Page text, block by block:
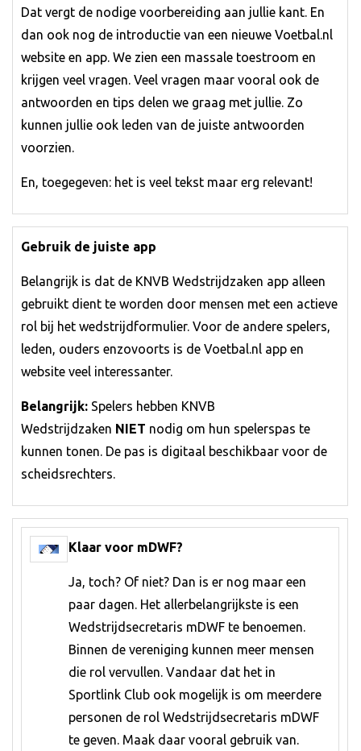
Dat vergt de nodige voorbereiding aan jullie kant. En
dan ook nog de introductie van een nieuwe Voetbal.nl
website en app. We zien een massale toestroom en
krijgen veel vragen. Veel vragen maar vooral ook de
antwoorden en tips delen we graag met jullie. Zo
kunnen jullie ook leden van de juiste antwoorden
voorzien.
En, toegegeven: het is veel tekst maar erg relevant!
Gebruik de juiste app
Belangrijk is dat de KNVB Wedstrijdzaken app alleen
gebruikt dient te worden door mensen met een actieve
rol bij het wedstrijdformulier. Voor de andere spelers,
leden, ouders enzovoorts is de Voetbal.nl app en
website veel interessanter.
Belangrijk: Spelers hebben KNVB
Wedstrijdzaken NIET nodig om hun spelerspas te
kunnen tonen. De pas is digitaal beschikbaar voor de
scheidsrechters.
Klaar voor mDWF?
Ja, toch? Of niet? Dan is er nog maar een
paar dagen. Het allerbelangrijkste is een
Wedstrijdsecretaris mDWF te benoemen.
Binnen de vereniging kunnen meer mensen
die rol vervullen. Vandaar dat het in
Sportlink Club ook mogelijk is om meerdere
personen de rol Wedstrijdsecretaris mDWF
te geven. Maak daar vooral gebruik van.